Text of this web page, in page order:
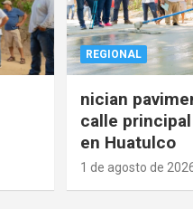
REGIONAL
nician
calle
en Huatulco
1 de agosto de